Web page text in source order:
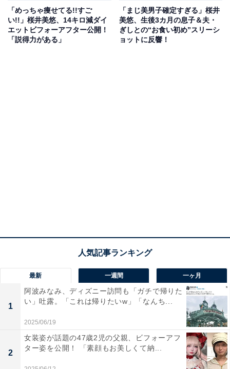
「めっちゃ痩せてる!!すご
い!!」桜井美悠、14キロ減ダイ
エットビフォーアフター公開！
「説得力がある」
「まじ美男子確定すぎる」桜井
美悠、生後3カ月の息子＆夫・
ぎしとの“お食い初め”スリーシ
ョットに反響！
最新 一週間 一ヶ月
1
阿波みなみ、ディズニー訪問も「ガチで帰りた
い」吐露。「これは帰りたいw」「なんち...
2025/06/19
2
女装姿が話題の47歳2児の父親、ビフォーアフ
ター姿を公開！ 「素顔もお美しくて納...